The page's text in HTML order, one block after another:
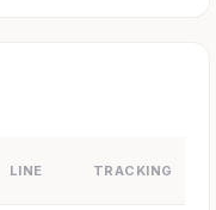
LINE TRACKING